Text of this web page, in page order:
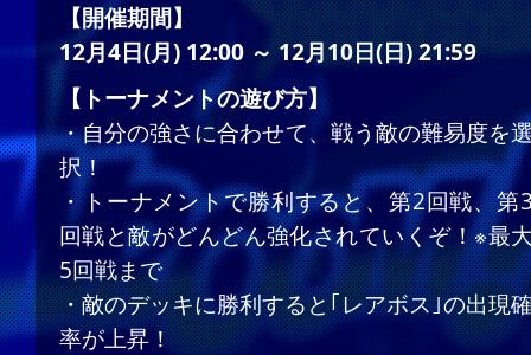
【開催期間】
12月4日(月) 12:00 ～ 12月10日(日) 21:59
【トーナメントの遊び方】
・自分の強さに合わせて、戦う敵の難易度を
択！
・トーナメントで勝利すると、第2回戦、第
回戦と敵がどんどん強化されていくぞ！※最
5回戦まで
・敵のデッキに勝利すると｢レアボス｣の出現
率が上昇！